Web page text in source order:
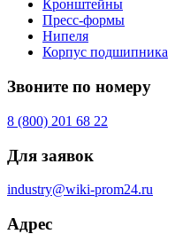
Кронштейны
Пресс-формы
Нипеля
Корпус подшипника
Звоните по номеру
8 (800) 201 68 22
Для заявок
industry@wiki-prom24.ru
Адрес